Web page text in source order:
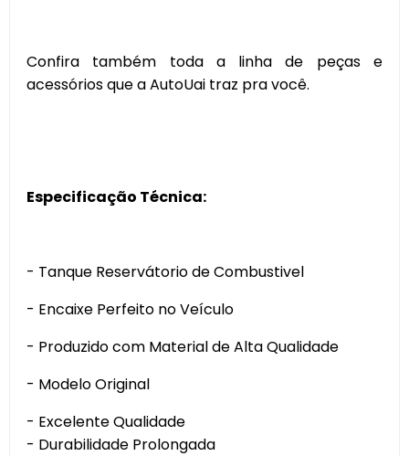
Confira também toda a linha de peças e
acessórios que a AutoUai traz pra você.
Especificação Técnica:
- Tanque Reservátorio de Combustivel
- Encaixe Perfeito no Veículo
- Produzido com Material de Alta Qualidade
- Modelo Original
- Excelente Qualidade
- Durabilidade Prolongada